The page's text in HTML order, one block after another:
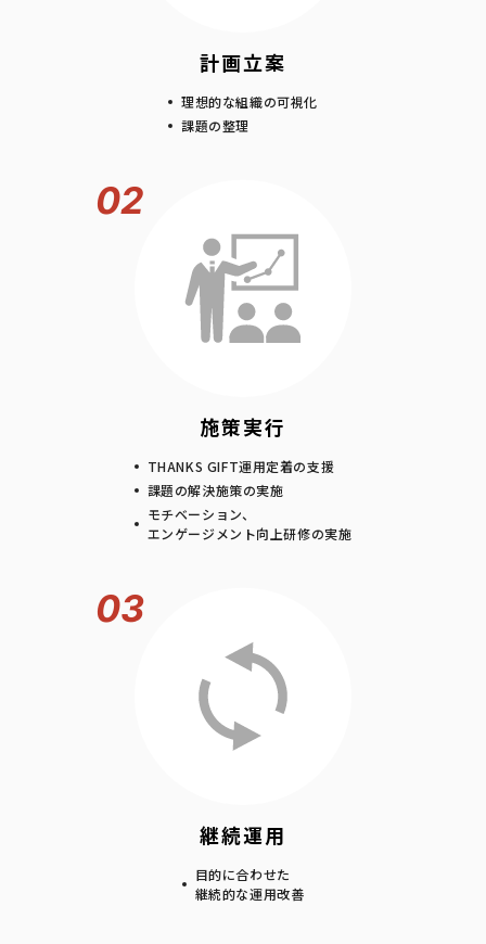
計画立案
理想的な組織の可視化
課題の整理
02
施策実行
THANKS GIFT運用定着の支援
課題の解決施策の実施
モチベーション、
エンゲージメント向上研修の実施
03
継続運用
目的に合わせた
継続的な運用改善